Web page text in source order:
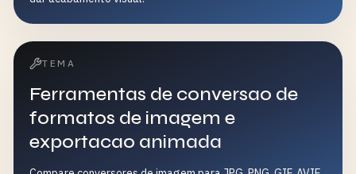
TEMA
Ferramentas de conversao de
formatos de imagem e
exportacao animada